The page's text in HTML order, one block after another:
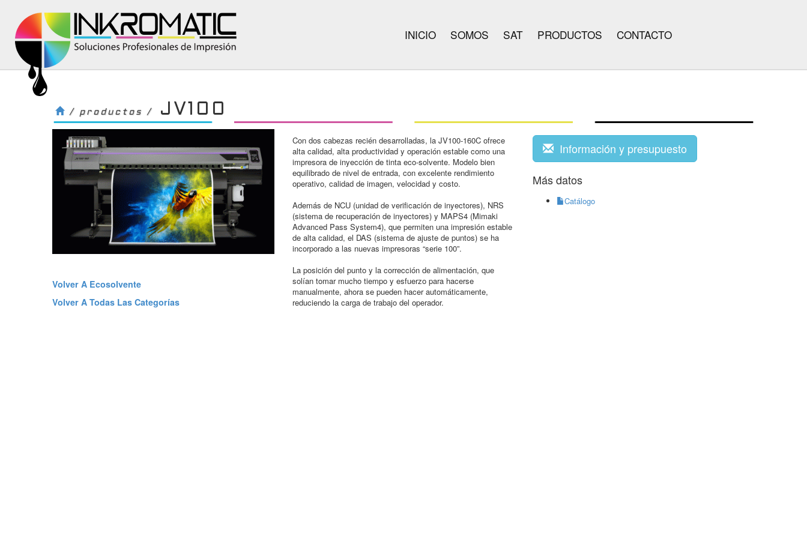
INICIO SOMOS SAT PRODUCTOS CONTACTO
/ productos / JV100
Volver A Ecosolvente
Volver A Todas Las Categorías
Con dos cabezas recién desarrolladas, la JV100-160C ofrece
alta calidad, alta productividad y operación estable como una
impresora de inyección de tinta eco-solvente. Modelo bien
equilibrado de nivel de entrada, con excelente rendimiento
operativo, calidad de imagen, velocidad y costo.
Además de NCU (unidad de verificación de inyectores), NRS
(sistema de recuperación de inyectores) y MAPS4 (Mimaki
Advanced Pass System4), que permiten una impresión estable
de alta calidad, el DAS (sistema de ajuste de puntos) se ha
incorporado a las nuevas impresoras “serie 100”.
La posición del punto y la corrección de alimentación, que
solían tomar mucho tiempo y esfuerzo para hacerse
manualmente, ahora se pueden hacer automáticamente,
reduciendo la carga de trabajo del operador.
Información y presupuesto
Más datos
Catálogo